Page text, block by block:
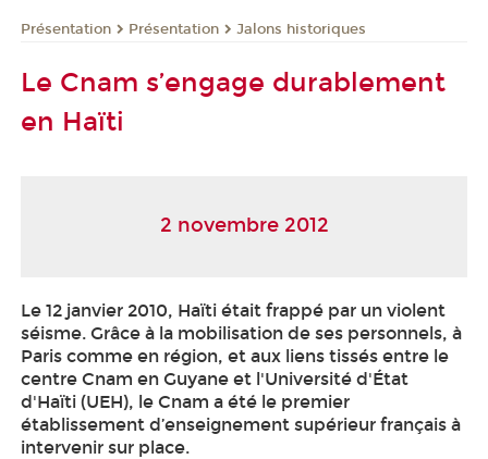
Présentation Présentation Jalons historiques
Le Cnam s’engage durablement
en Haïti
2 novembre 2012
Le 12 janvier 2010, Haïti était frappé par un violent
séisme. Grâce à la mobilisation de ses personnels, à
Paris comme en région, et aux liens tissés entre le
centre Cnam en Guyane et l'Université d'État
d'Haïti (UEH), le Cnam a été le premier
établissement d’enseignement supérieur français à
intervenir sur place.